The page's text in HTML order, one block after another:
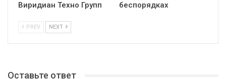
Виридиан Техно Групп
беспорядках
PREV NEXT
Оставьте ответ